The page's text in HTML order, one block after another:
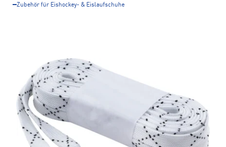
Zubehör für Eishockey- & Eislaufschuhe